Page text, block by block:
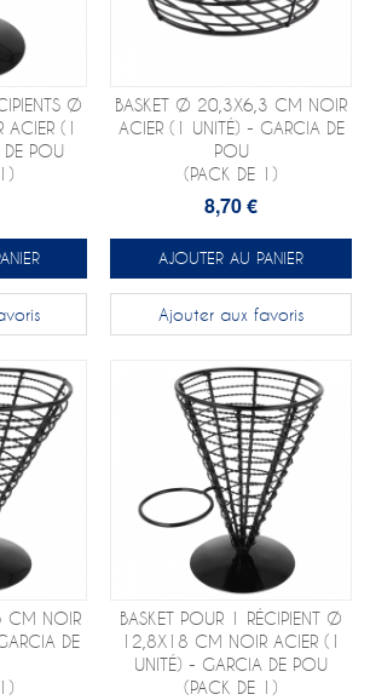
Ø
(1
POU
BASKET Ø 20,3X6,3 CM NOIR
ACIER (1 UNITÉ) - GARCIA DE
POU
(PACK DE 1)
8,70 €
AJOUTER AU PANIER
Ajouter aux favoris
CM NOIR
DE
BASKET POUR 1 RÉCIPIENT Ø
12,8X18 CM NOIR ACIER (1
UNITÉ) - GARCIA DE POU
(PACK DE 1)